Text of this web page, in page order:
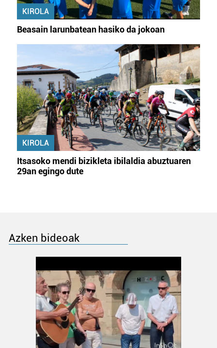
KIROLA
Beasain larunbatean hasiko da jokoan
KIROLA
Itsasoko mendi bizikleta ibilaldia abuztuaren
29an egingo dute
Azken bideoak